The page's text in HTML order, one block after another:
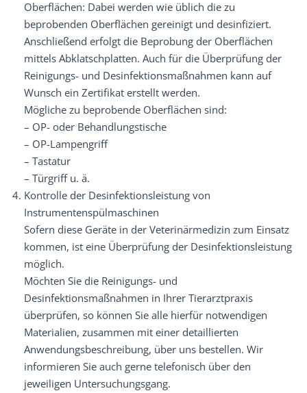
Oberflächen: Dabei werden wie üblich die zu
beprobenden Oberflächen gereinigt und desinfiziert.
Anschließend erfolgt die Beprobung der Oberflächen
mittels Abklatschplatten. Auch für die Überprüfung der
Reinigungs- und Desinfektionsmaßnahmen kann auf
Wunsch ein Zertifikat erstellt werden.
Mögliche zu beprobende Oberflächen sind:
– OP- oder Behandlungstische
– OP-Lampengriff
– Tastatur
– Türgriff u. ä.
Kontrolle der Desinfektionsleistung von
Instrumentenspülmaschinen
Sofern diese Geräte in der Veterinärmedizin zum Einsatz
kommen, ist eine Überprüfung der Desinfektionsleistung
möglich.
Möchten Sie die Reinigungs- und
Desinfektionsmaßnahmen in Ihrer Tierarztpraxis
überprüfen, so können Sie alle hierfür notwendigen
Materialien, zusammen mit einer detaillierten
Anwendungsbeschreibung, über uns bestellen. Wir
informieren Sie auch gerne telefonisch über den
jeweiligen Untersuchungsgang.